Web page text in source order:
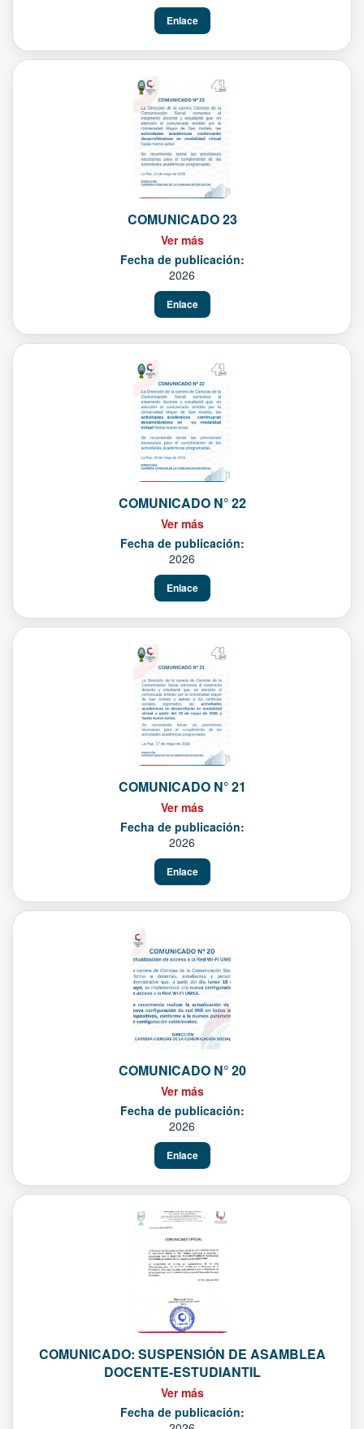
Enlace
COMUNICADO 23
Ver más
Fecha de publicación:
2026
Enlace
COMUNICADO N° 22
Ver más
Fecha de publicación:
2026
Enlace
COMUNICADO N° 21
Ver más
Fecha de publicación:
2026
Enlace
COMUNICADO N° 20
Ver más
Fecha de publicación:
2026
Enlace
COMUNICADO: SUSPENSIÓN DE ASAMBLEA
DOCENTE-ESTUDIANTIL
Ver más
Fecha de publicación: